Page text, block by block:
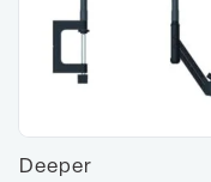
Deeper